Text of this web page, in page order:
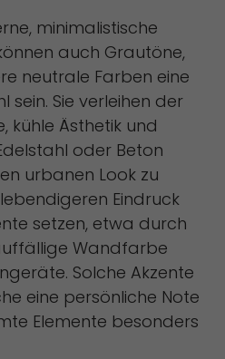
minimalistische
auch Grautöne,
neutrale Farben eine
sein. Sie verleihen der
kühle Ästhetik und
oder Beton
urbanen Look zu
Eindruck
setzen, etwa durch
Wandfarbe
Solche Akzente
eine persönliche Note
Elemente besonders